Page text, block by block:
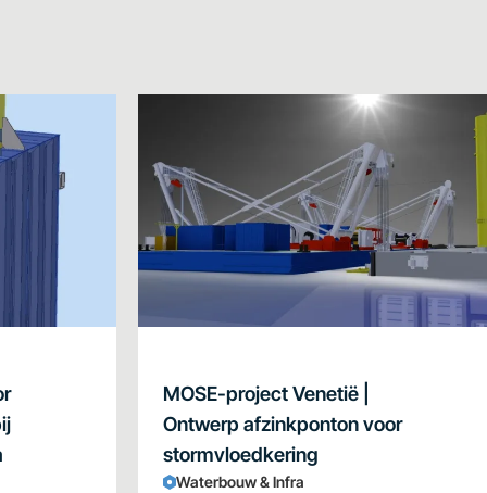
MOSE-project Venetië |
Ontwerp afzinkponton voor
stormvloedkering
Waterbouw & Infra